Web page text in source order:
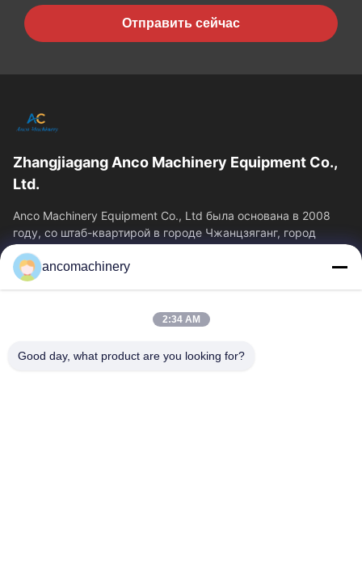
Отправить сейчас
Zhangjiagang Anco Machinery Equipment Co.,
Ltd.
Anco Machinery Equipment Co., Ltd была основана в 2008
году, со штаб-квартирой в городе Чжанцзяганг, город
Сучжоу, провинция Цзянсу.
Быстрые Ссылки
О Компании
Наша Фабрика
Контроль Качества
ancomachinery
2:34 AM
Good day, what product are you looking for?